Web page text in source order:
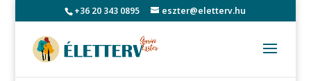
+36 20 343 0895 eszter@eletterv.hu